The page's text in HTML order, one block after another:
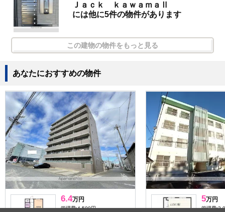
Ｊａｃｋ ｋａｗａｍａⅡ
には他に5件の物件があります
この建物の物件をもっと見る
あなたにおすすめの物件
6.4万円
管理費:4,500円
5万円
管理費